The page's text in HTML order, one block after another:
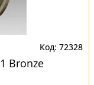
72328
Bronze